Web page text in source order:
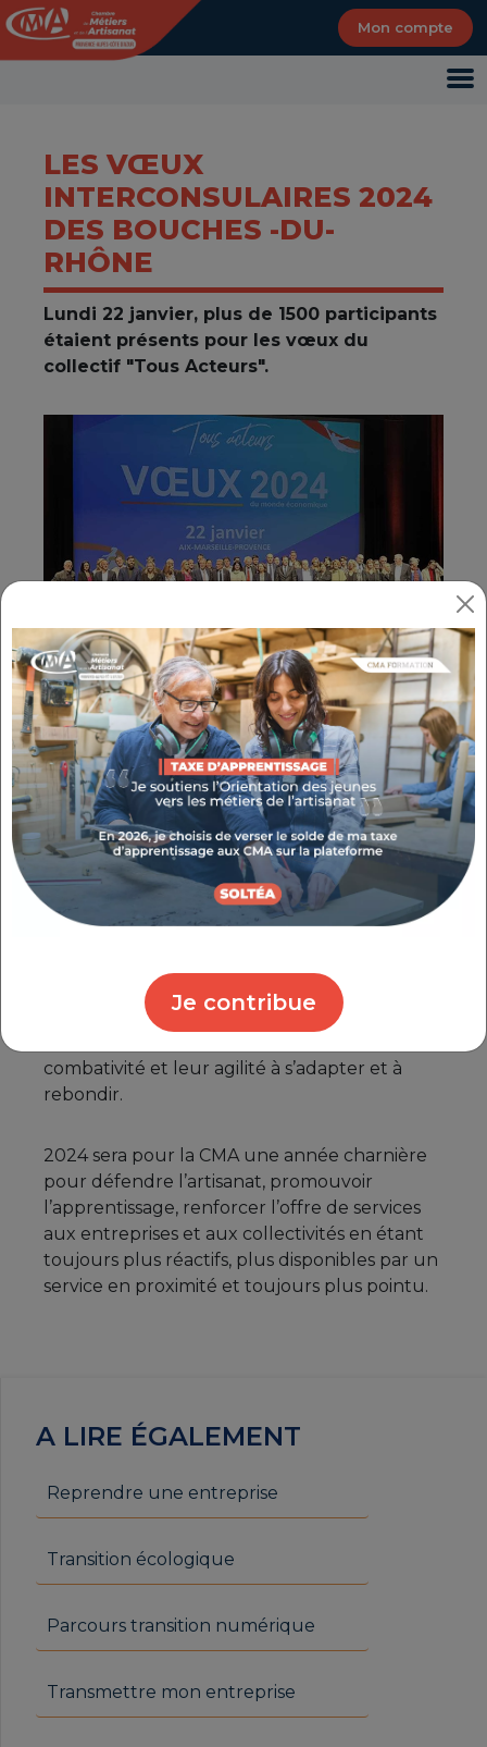
Mon compte
Je contribue
LES VŒUX
INTERCONSULAIRES 2024
DES BOUCHES -DU-
RHÔNE
Lundi 22 janvier, plus de 1500 participants
étaient présents pour les vœux du
collectif "Tous Acteurs".
Autour des thématiques du sport et de
l'entreprise, du dépassement de soi et de
l'innovation, 14 personnalités du monde
économique marseillais se sont succédé pour
présenter leurs vœux pour cette nouvelle
année.
Rhône a rendu un hommage appuyé à nos
artisans qui, de nouveau en 2023 dans un
combativité et leur agilité à s’adapter et à
rebondir.
2024 sera pour la CMA une année charnière
pour défendre l’artisanat, promouvoir
l’apprentissage, renforcer l’offre de services
aux entreprises et aux collectivités en étant
toujours plus réactifs, plus disponibles par un
service en proximité et toujours plus pointu.
A LIRE ÉGALEMENT
Reprendre une entreprise
Transition écologique
Parcours transition numérique
Transmettre mon entreprise
Panneau de gestion des cookies